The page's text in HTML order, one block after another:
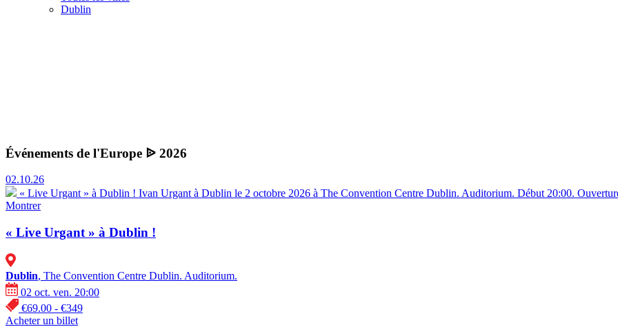
Dublin
Événements de l'Europe ᐉ 2026
02.10.26
« Live Urgant » à Dublin ! Ivan Urgant à Dublin le 2 octobre 2026 à The Convention Centre Dublin. Auditorium. Début 20:00.
Montrer
« Live Urgant » à Dublin !
Dublin, The Convention Centre Dublin. Auditorium.
02 oct. ven. 20:00
€69.00 - €349
Acheter un billet